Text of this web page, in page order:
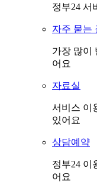
정부24 서
자주 묻는
가장 많이
어요
자료실
서비스 이
있어요
상담예약
정부24 이
어요